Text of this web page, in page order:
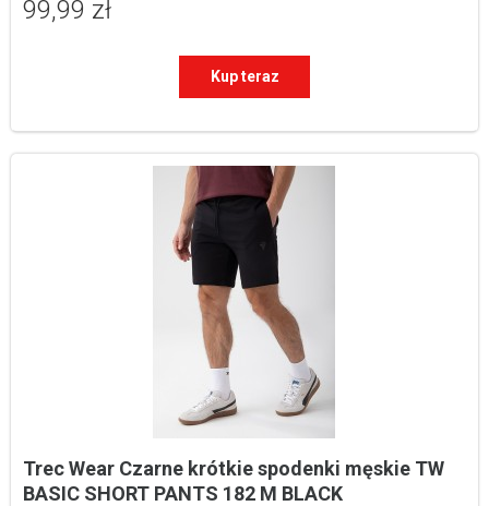
99,99 zł
Kup teraz
Trec Wear Czarne krótkie spodenki męskie TW
BASIC SHORT PANTS 182 M BLACK